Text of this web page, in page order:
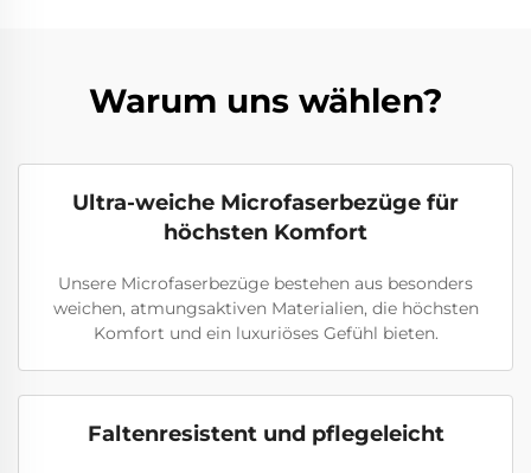
Warum uns wählen?
Ultra-weiche Microfaserbezüge für
höchsten Komfort
Unsere Microfaserbezüge bestehen aus besonders
weichen, atmungsaktiven Materialien, die höchsten
Komfort und ein luxuriöses Gefühl bieten.
Faltenresistent und pflegeleicht